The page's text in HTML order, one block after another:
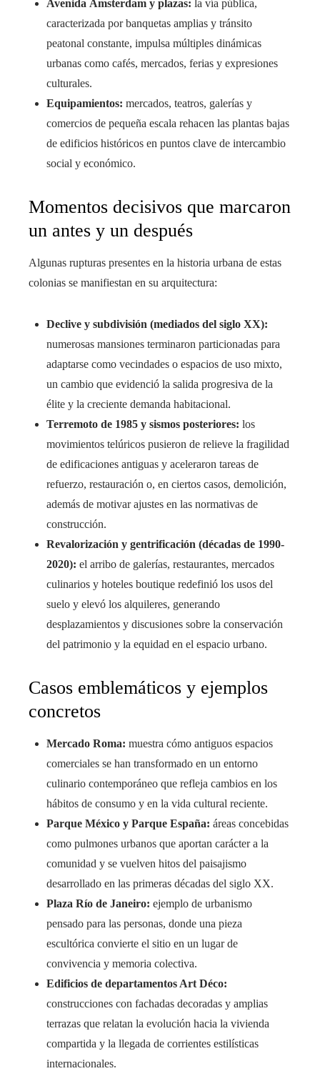
Avenida Ámsterdam y plazas: la vía pública,
caracterizada por banquetas amplias y tránsito
peatonal constante, impulsa múltiples dinámicas
urbanas como cafés, mercados, ferias y expresiones
culturales.
Equipamientos: mercados, teatros, galerías y
comercios de pequeña escala rehacen las plantas bajas
de edificios históricos en puntos clave de intercambio
social y económico.
Momentos decisivos que marcaron
un antes y un después
Algunas rupturas presentes en la historia urbana de estas
colonias se manifiestan en su arquitectura:
Declive y subdivisión (mediados del siglo XX):
numerosas mansiones terminaron particionadas para
adaptarse como vecindades o espacios de uso mixto,
un cambio que evidenció la salida progresiva de la
élite y la creciente demanda habitacional.
Terremoto de 1985 y sismos posteriores: los
movimientos telúricos pusieron de relieve la fragilidad
de edificaciones antiguas y aceleraron tareas de
refuerzo, restauración o, en ciertos casos, demolición,
además de motivar ajustes en las normativas de
construcción.
Revalorización y gentrificación (décadas de 1990-
2020): el arribo de galerías, restaurantes, mercados
culinarios y hoteles boutique redefinió los usos del
suelo y elevó los alquileres, generando
desplazamientos y discusiones sobre la conservación
del patrimonio y la equidad en el espacio urbano.
Casos emblemáticos y ejemplos
concretos
Mercado Roma: muestra cómo antiguos espacios
comerciales se han transformado en un entorno
culinario contemporáneo que refleja cambios en los
hábitos de consumo y en la vida cultural reciente.
Parque México y Parque España: áreas concebidas
como pulmones urbanos que aportan carácter a la
comunidad y se vuelven hitos del paisajismo
desarrollado en las primeras décadas del siglo XX.
Plaza Río de Janeiro: ejemplo de urbanismo
pensado para las personas, donde una pieza
escultórica convierte el sitio en un lugar de
convivencia y memoria colectiva.
Edificios de departamentos Art Déco:
construcciones con fachadas decoradas y amplias
terrazas que relatan la evolución hacia la vivienda
compartida y la llegada de corrientes estilísticas
internacionales.